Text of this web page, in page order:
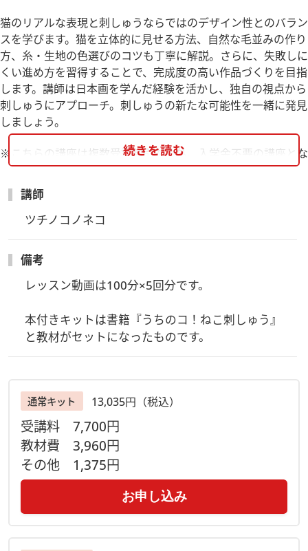
猫のリアルな表現と刺しゅうならではのデザイン性とのバラン
スを学びます。猫を立体的に見せる方法、自然な毛並みの作り
方、糸・生地の色選びのコツも丁寧に解説。さらに、失敗しに
くい進め方を習得することで、完成度の高い作品づくりを目指
します。講師は日本画を学んだ経験を活かし、独自の視点から
刺しゅうにアプローチ。刺しゅうの新たな可能性を一緒に発見
しましょう。
※こちらの講座は複数受講割引対象外、入学金不要の講座とな
ります。
【お申込み受付締切】
7/31(金)23:59まで
・書籍『うちのコ！ねこ刺しゅう』 ・針 ・糸通し ・糸切
りバサミ ・刺繍枠(8cmか10cm) ・チャコペーパー ・
チャコペン、講師は0.1mmのミリペンを使用)・鏡・ボンド・
爪楊枝(5本くらい)・洗濯バサミ(数個)
方法など）
※6/20までにご予約ご入金いただいた場合は6月中に教材は発
送いたします
※上記以降の場合はご入金後7日～10日程度で発送いたします
【アーカイブ配信視聴期間】
（期間内は全回分をご視聴いただけます）
続きを読む
講師
ツチノコノネコ
備考
レッスン動画は100分×5回分です。
本付きキットは書籍『うちのコ！ねこ刺しゅう』
と教材がセットになったものです。
通常キット 13,035円（税込）
受講料 7,700円
教材費 3,960円
その他 1,375円
お申し込み